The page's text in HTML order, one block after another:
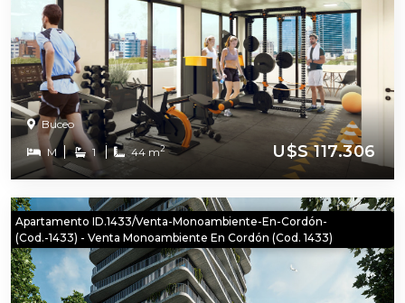
Buceo
M 1 44 m2 U$S 117.306
Apartamento ID.1433/Venta-Monoambiente-En-Cordón-
(Cod.-1433) - Venta Monoambiente En Cordón (Cod. 1433)